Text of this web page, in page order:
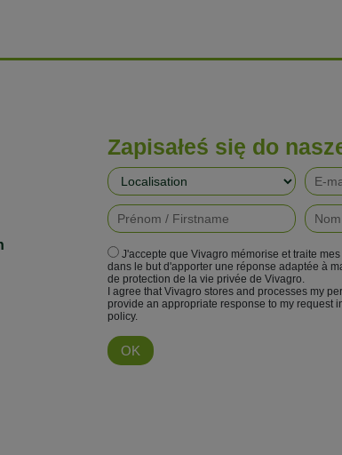
Zapisałeś się do
J'accepte que Vivagro mémorise et traite
dans le but d'apporter une réponse adaptée à
de protection de la vie privée de Vivagro.
I agree that Vivagro stores and processes my
provide an appropriate response to my request
policy.